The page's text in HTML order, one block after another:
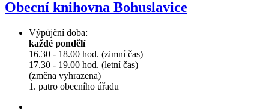
Obecní knihovna Bohuslavice
Výpůjční doba:
každé pondělí
16.30 - 18.00 hod. (zimní čas)
17.30 - 19.00 hod. (letní čas)
(změna vyhrazena)
1. patro obecního úřadu